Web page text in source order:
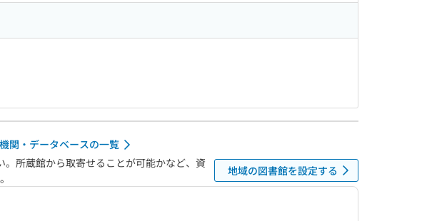
関・データベースの一覧
所蔵館から取寄せることが可能かなど、資
地域の図書館を設定する